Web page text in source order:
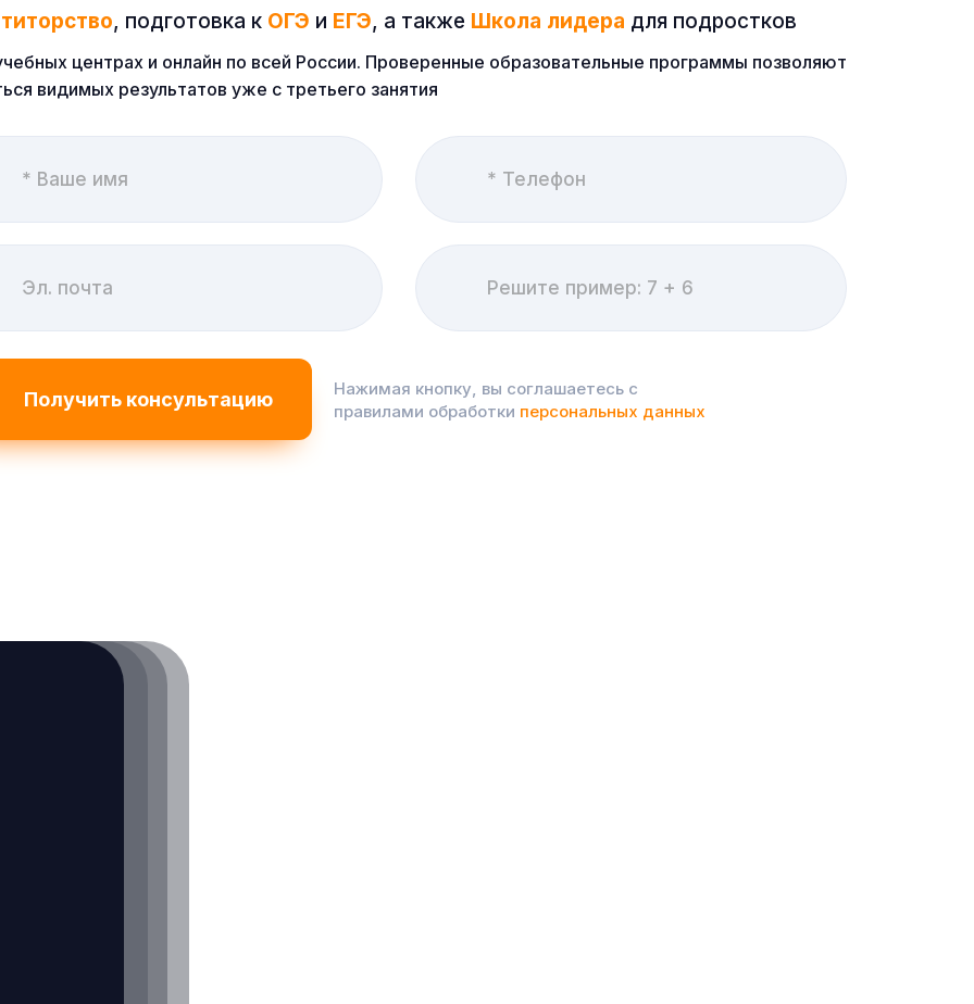
, подготовка к ОГЭ и ЕГЭ, а также Школа лидера для подростков
центрах и онлайн по всей России. Проверенные образовательные программы позволяют
видимых результатов уже с третьего занятия
Нажимая кнопку, вы соглашаетесь с
правилами обработки персональных данных